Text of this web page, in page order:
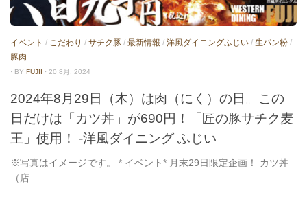
イベント / こだわり / サチク豚 / 最新情報 / 洋風ダイニングふじい / 生パン粉 /
豚肉
· BY FUJII · 20 8月, 2024
2024年8月29日（木）は肉（にく）の日。この
日だけは「カツ丼」が690円！「匠の豚サチク麦
王」使用！ -洋風ダイニング ふじい
※写真はイメージです。 * イベント* 月末29日限定企画！ カツ丼
（店...